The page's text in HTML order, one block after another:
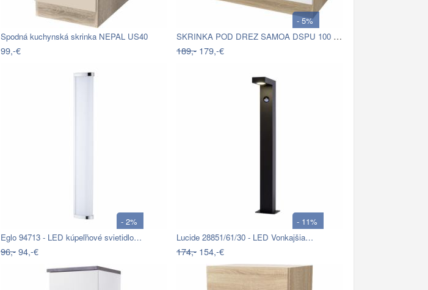
Spodná kuchynská skrinka NEPAL US40
99,-€
- 5%
SKRINKA POD DREZ SAMOA DSPU 100 ES
189,- 179,-€
- 2%
Eglo 94713 - LED kúpeľňové svietidlo…
96,-94,-€
- 11%
Lucide 28851/61/30 - LED Vonkajšia…
174,- 154,-€